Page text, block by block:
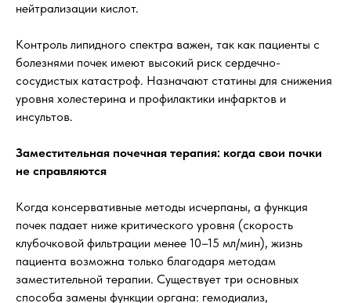
нейтрализации кислот.
Контроль липидного спектра важен, так как пациенты с
болезнями почек имеют высокий риск сердечно-
сосудистых катастроф. Назначают статины для снижения
уровня холестерина и профилактики инфарктов и
инсультов.
Заместительная почечная терапия: когда свои почки
не справляются
Когда консервативные методы исчерпаны, а функция
почек падает ниже критического уровня (скорость
клубочковой фильтрации менее 10–15 мл/мин), жизнь
пациента возможна только благодаря методам
заместительной терапии. Существует три основных
способа замены функции органа: гемодиализ,